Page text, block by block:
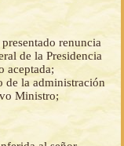
renuncia
de la Presidencia
aceptada;
de la administración
Ministro;